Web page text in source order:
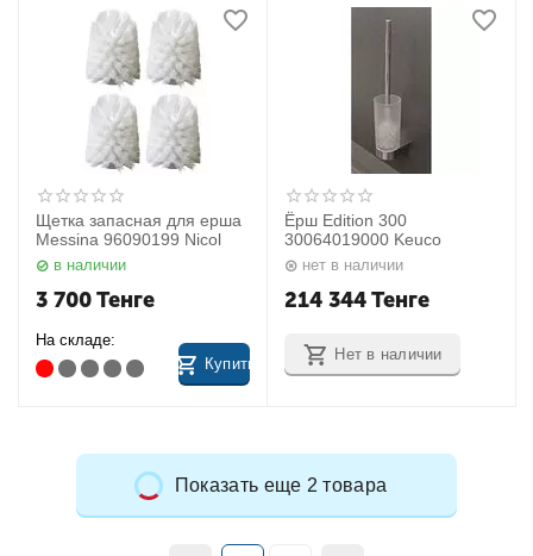
Щетка запасная для ерша
Messina 96090199 Nicol
в наличии
3 700Тенге
На складе:
Купить
Ёрш Edition 300
30064019000 Keuco
нет в наличии
214 344Тенге
Нет в наличии
Показать еще 2 товара